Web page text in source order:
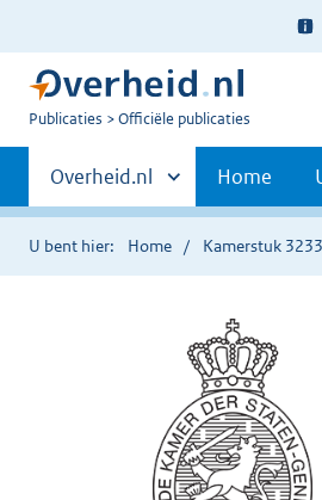
Ter
U
Publicaties Officiële publicaties
Primaire
navigatie
Andere
sites
binnen
Overheid.nl Home
U bent hier: Home Kamerstuk